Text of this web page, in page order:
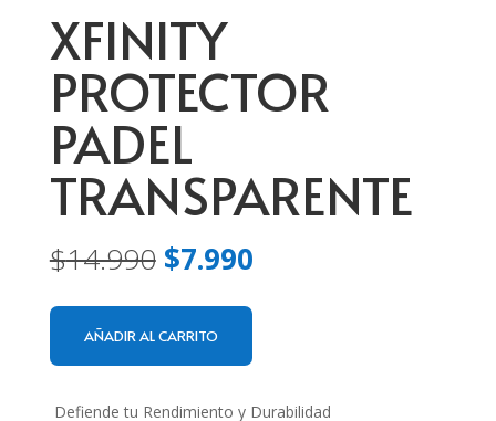
XFINITY
PROTECTOR
PADEL
TRANSPARENTE
$14.990 El
original
era:
$14.990.
$7.990El
actual
$7.990.
AÑADIR AL CARRITO
Defiende tu Rendimiento y Durabilidad